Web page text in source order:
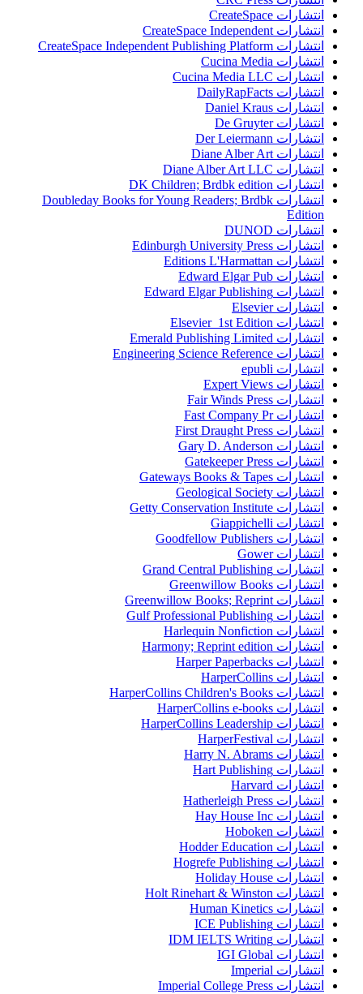
انتشارات CreateSpace
انتشارات CreateSpace Independent
انتشارات CreateSpace Independent Publishing Platform
انتشارات Cucina Media
انتشارات Cucina Media LLC
انتشارات DailyRapFacts
انتشارات Daniel Kraus
انتشارات De Gruyter
انتشارات Der Leiermann
انتشارات Diane Alber Art
انتشارات Diane Alber Art LLC
انتشارات DK Children; Brdbk edition
انتشارات Doubleday Books for Young Readers; Brdbk
Edition
انتشارات DUNOD
انتشارات Edinburgh University Press
انتشارات Editions L'Harmattan
انتشارات Edward Elgar Pub
انتشارات Edward Elgar Publishing
انتشارات Elsevier
انتشارات Elsevier 1st Edition
انتشارات Emerald Publishing Limited
انتشارات Engineering Science Reference
انتشارات epubli
انتشارات Expert Views
انتشارات Fair Winds Press
انتشارات Fast Company Pr
انتشارات First Draught Press
انتشارات Gary D. Anderson
انتشارات Gatekeeper Press
انتشارات Gateways Books & Tapes
انتشارات Geological Society
انتشارات Getty Conservation Institute
انتشارات Giappichelli
انتشارات Goodfellow Publishers
انتشارات Gower
انتشارات Grand Central Publishing
انتشارات Greenwillow Books
انتشارات Greenwillow Books; Reprint
انتشارات Gulf Professional Publishing
انتشارات Harlequin Nonfiction
انتشارات Harmony; Reprint edition
انتشارات Harper Paperbacks
انتشارات HarperCollins
انتشارات HarperCollins Children's Books
انتشارات HarperCollins e-books
انتشارات HarperCollins Leadership
انتشارات HarperFestival
انتشارات Harry N. Abrams
انتشارات Hart Publishing
انتشارات Harvard
انتشارات Hatherleigh Press
انتشارات Hay House Inc
انتشارات Hoboken
انتشارات Hodder Education
انتشارات Hogrefe Publishing
انتشارات Holiday House
انتشارات Holt Rinehart & Winston
انتشارات Human Kinetics
انتشارات ICE Publishing
انتشارات IDM IELTS Writing
انتشارات IGI Global
انتشارات Imperial
انتشارات Imperial College Press